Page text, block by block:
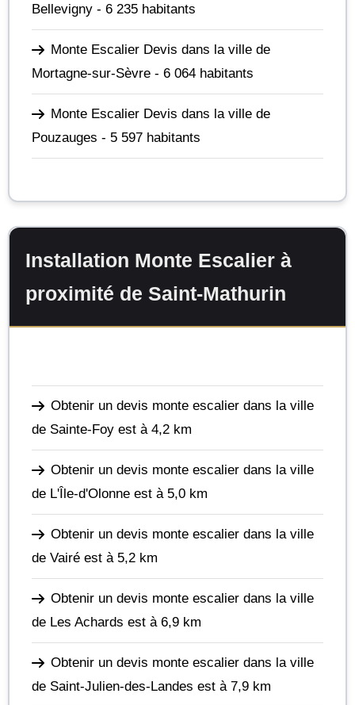
Bellevigny - 6 235 habitants
Monte Escalier Devis dans la ville de
Mortagne-sur-Sèvre - 6 064 habitants
Monte Escalier Devis dans la ville de
Pouzauges - 5 597 habitants
Installation Monte Escalier à
proximité de Saint-Mathurin
Obtenir un devis monte escalier dans la ville
de Sainte-Foy est à 4,2 km
Obtenir un devis monte escalier dans la ville
de L'Île-d'Olonne est à 5,0 km
Obtenir un devis monte escalier dans la ville
de Vairé est à 5,2 km
Obtenir un devis monte escalier dans la ville
de Les Achards est à 6,9 km
Obtenir un devis monte escalier dans la ville
de Saint-Julien-des-Landes est à 7,9 km